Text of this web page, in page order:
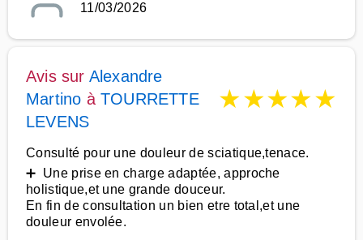
11/03/2026
Avis sur Alexandre
Martino àTOURRETTE
LEVENS
★★★★★
Consulté pour une douleur de sciatique,tenace.
➕ Une prise en charge adaptée, approche
holistique,et une grande douceur.
En fin de consultation un bien etre total,et une
douleur envolée.